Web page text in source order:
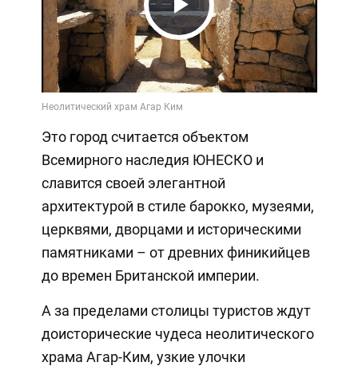
Play
Video
Это город считается объектом
Всемирного наследия ЮНЕСКО и
славится своей элегантной
архитектурой в стиле барокко, музеями,
церквями, дворцами и историческими
памятниками – от древних финикийцев
до времен Британской империи.
А за пределами столицы туристов ждут
доисторические чудеса неолитического
храма Агар-Ким, узкие улочки